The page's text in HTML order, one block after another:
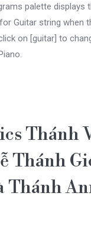
palette displays
Guitar string when
on [guitar] to
Thánh
Thánh
Thánh